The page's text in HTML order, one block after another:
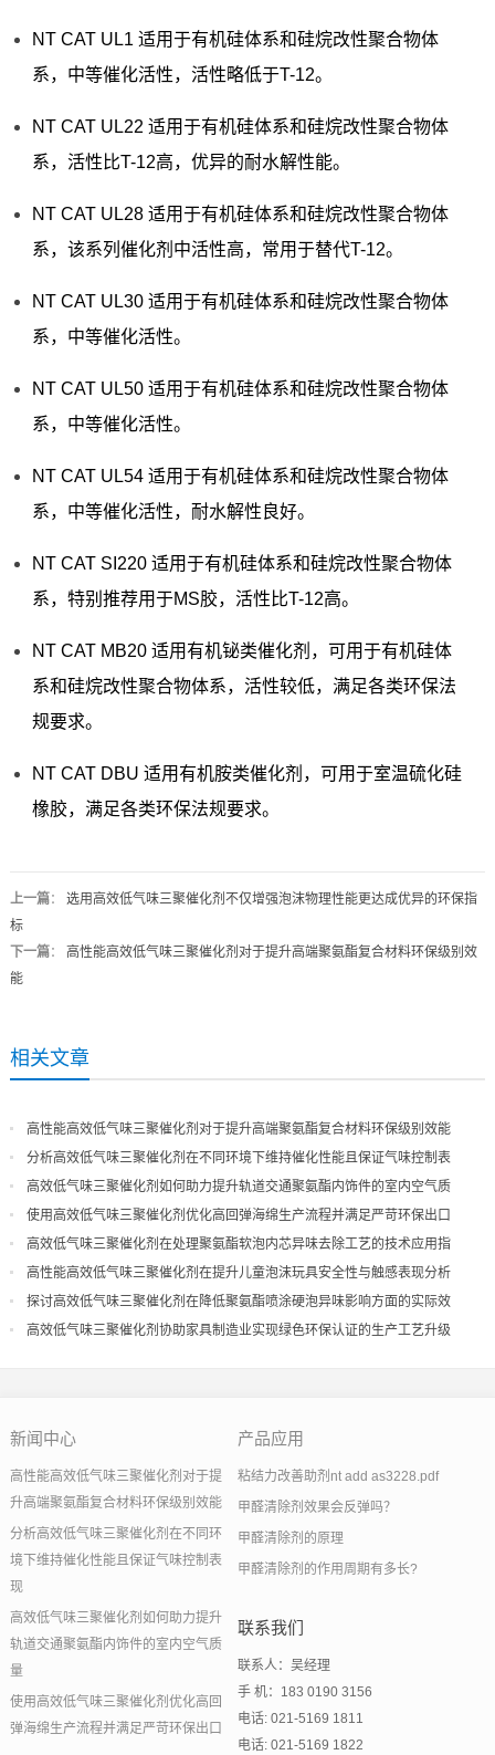
NT CAT UL1 适用于有机硅体系和硅烷改性聚合物体
系，中等催化活性，活性略低于T-12。
NT CAT UL22 适用于有机硅体系和硅烷改性聚合物体
系，活性比T-12高，优异的耐水解性能。
NT CAT UL28 适用于有机硅体系和硅烷改性聚合物体
系，该系列催化剂中活性高，常用于替代T-12。
NT CAT UL30 适用于有机硅体系和硅烷改性聚合物体
系，中等催化活性。
NT CAT UL50 适用于有机硅体系和硅烷改性聚合物体
系，中等催化活性。
NT CAT UL54 适用于有机硅体系和硅烷改性聚合物体
系，中等催化活性，耐水解性良好。
NT CAT SI220 适用于有机硅体系和硅烷改性聚合物体
系，特别推荐用于MS胶，活性比T-12高。
NT CAT MB20 适用有机铋类催化剂，可用于有机硅体
系和硅烷改性聚合物体系，活性较低，满足各类环保法
规要求。
NT CAT DBU 适用有机胺类催化剂，可用于室温硫化硅
橡胶，满足各类环保法规要求。
上一篇： 选用高效低气味三聚催化剂不仅增强泡沫物理性能更达成优异的环保指
标
下一篇： 高性能高效低气味三聚催化剂对于提升高端聚氨酯复合材料环保级别效
能
相关文章
高性能高效低气味三聚催化剂对于提升高端聚氨酯复合材料环保级别效能
分析高效低气味三聚催化剂在不同环境下维持催化性能且保证气味控制表
现
高效低气味三聚催化剂如何助力提升轨道交通聚氨酯内饰件的室内空气质
量
使用高效低气味三聚催化剂优化高回弹海绵生产流程并满足严苛环保出口
高效低气味三聚催化剂在处理聚氨酯软泡内芯异味去除工艺的技术应用指
导
高性能高效低气味三聚催化剂在提升儿童泡沫玩具安全性与触感表现分析
探讨高效低气味三聚催化剂在降低聚氨酯喷涂硬泡异味影响方面的实际效
果
高效低气味三聚催化剂协助家具制造业实现绿色环保认证的生产工艺升级
新闻中心
高性能高效低气味三聚催化剂对于提
升高端聚氨酯复合材料环保级别效能
分析高效低气味三聚催化剂在不同环
境下维持催化性能且保证气味控制表
现
高效低气味三聚催化剂如何助力提升
轨道交通聚氨酯内饰件的室内空气质
量
使用高效低气味三聚催化剂优化高回
弹海绵生产流程并满足严苛环保出口
产品应用
粘结力改善助剂nt add as3228.pdf
甲醛清除剂效果会反弹吗？
甲醛清除剂的原理
甲醛清除剂的作用周期有多长?
联系我们
联系人：吴经理
手 机：183 0190 3156
电话: 021-5169 1811
电话: 021-5169 1822